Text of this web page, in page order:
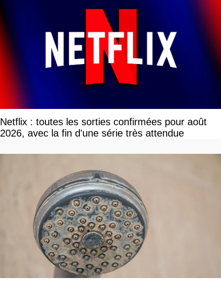
Netflix : toutes les sorties confirmées pour août
2026, avec la fin d'une série très attendue